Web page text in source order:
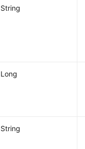
String
Long
String